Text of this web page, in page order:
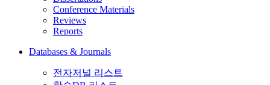
Conference Materials
Reviews
Reports
Databases & Journals
전자저널 리스트